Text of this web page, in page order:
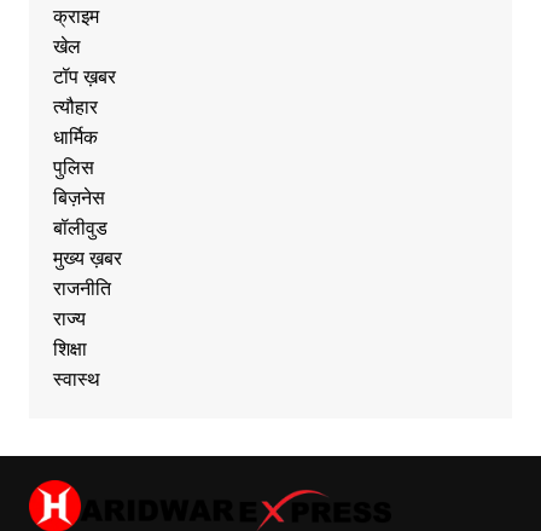
क्राइम
खेल
टॉप ख़बर
त्यौहार
धार्मिक
पुलिस
बिज़नेस
बॉलीवुड
मुख्य ख़बर
राजनीति
राज्य
शिक्षा
स्वास्थ